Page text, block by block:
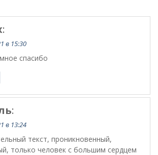
:
в 15:30
спасибо
:
в 13:24
текст, проникновенный,
только человек с большим сердцем